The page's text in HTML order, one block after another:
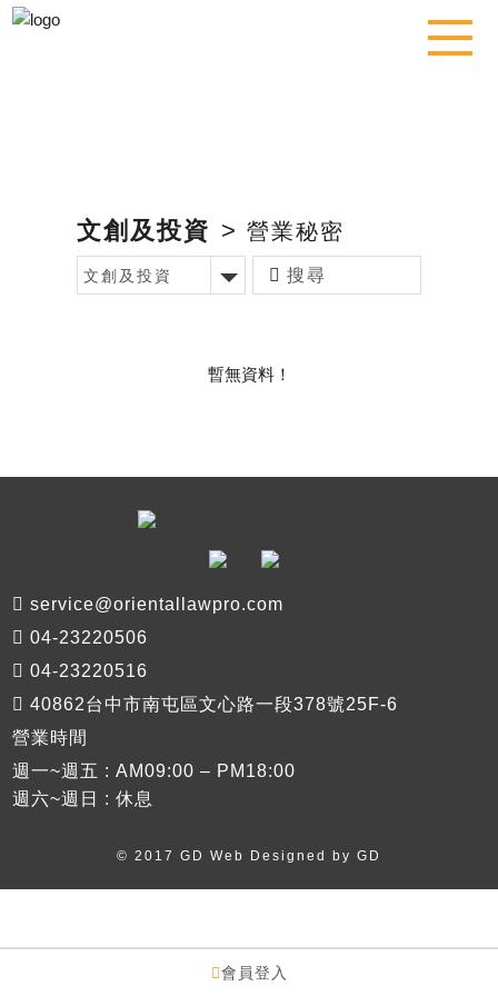
會員登入
文創及投資 > 營業秘密
文創及投資
暫無資料！
service@orientallawpro.com
04-23220506
04-23220516
40862台中市南屯區文心路一段378號25F-6
營業時間
週一~週五 : AM09:00 – PM18:00
週六~週日 : 休息
© 2017 GD Web Designed by GD